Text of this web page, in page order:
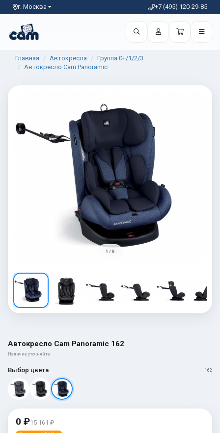
г. Москва +7 (495) 120-29-85
Главная Автокресла
Группа 0+/1/2/3
Автокресло Cam Panoramic
1 / 8
Автокресло Cam Panoramic 162
Наличие уточняйте
Выбор цвета 162
0 ₽15 161 ₽